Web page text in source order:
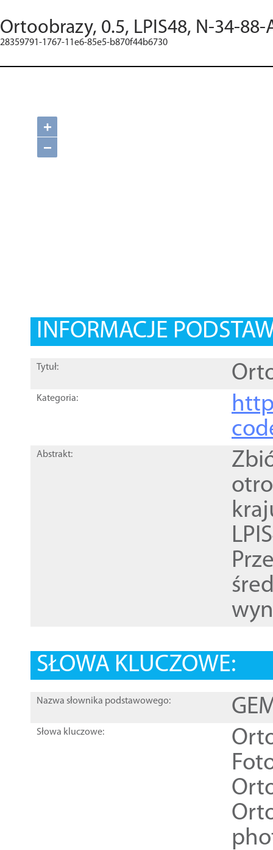
Ortoobrazy, 0.5, LPIS48, N-34-88-
28359791-1767-11e6-85e5-b870f44b6730
+
−
INFORMACJE
Tytuł:
Kategoria:
Abstrakt:
SŁOWA KLUCZOWE:
Nazwa słownika podstawowego:
Słowa kluczowe: